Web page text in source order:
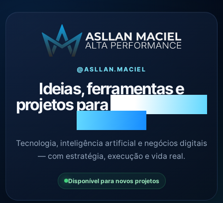
@ASLLAN.MACIEL
Ideias, ferramentas e
projetos para
relevante.
Tecnologia, inteligência artificial e negócios digitais
— com estratégia, execução e vida real.
Disponível para novos projetos